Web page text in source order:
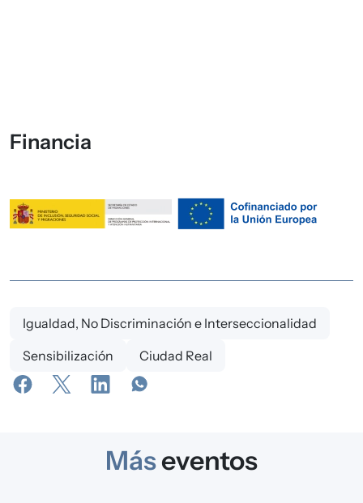
Financia
Igualdad, No Discriminación e Interseccionalidad
Sensibilización
Ciudad Real
Máseventos